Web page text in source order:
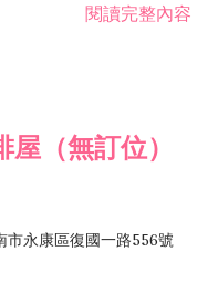
不動產租賃業 I503010
閱讀完整內容
屋（無訂位）
市永康區復國一路556號